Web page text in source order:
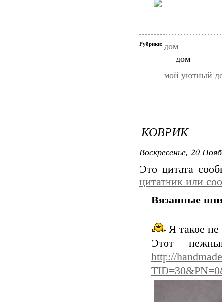
Рубрики: дом
дом
мой уютный
КОВРИК
Воскресенье, 20
Это цитата
цитатник или
Вязанные
Я такое не
Этот
http://